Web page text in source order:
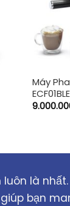
Máy
là
giúp bạn